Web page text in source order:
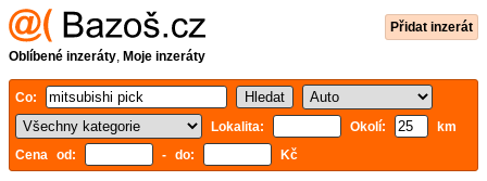
Přidat inzerát
Oblíbené inzeráty, Moje inzeráty
Co:
Lokalita:
Okolí:
km
Cena od:
- do: Kč